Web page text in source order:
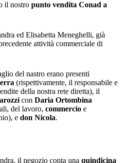
il nostro punto vendita Conad a
ed Elisabetta Meneghelli, già
attività commerciale di
del nastro erano presenti
(rispettivamente, il responsabile e
della nostra rete diretta), il
con Daria Ortombina
del lavoro, commercio e
e don Nicola.
il negozio conta una quindicina